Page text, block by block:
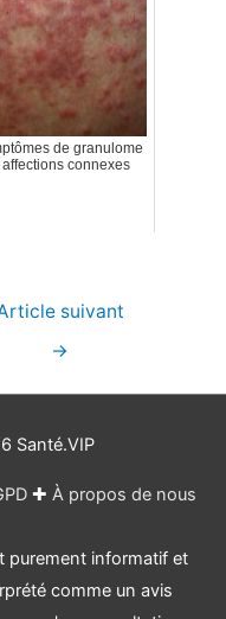
de granulome
affections connexes
suivant
→
Santé.VIP
✚ À propos de nous
purement informatif et
comme un avis